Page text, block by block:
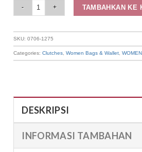
TAMBAHKAN KE
SKU:0706-1275
Categories:Clutches ,Women Bags & Wallet ,
DESKRIPSI
INFORMASI TAMBAHAN